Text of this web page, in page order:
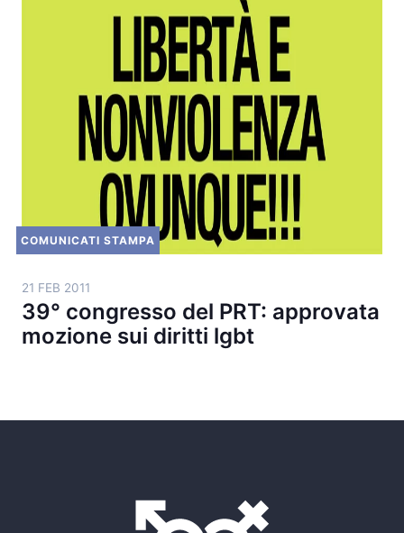
COMUNICATI STAMPA
21 FEB 2011
39° congresso del PRT: approvata
mozione sui diritti lgbt